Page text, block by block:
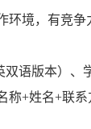
境，有竞
语版本）
称+姓名+联系